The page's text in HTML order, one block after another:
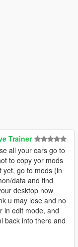
Trainer
all your cars go to
to copy yor mods
yet, go to mods (in
data and find
desktop now
u may lose and no
in edit mode, and
back into there and